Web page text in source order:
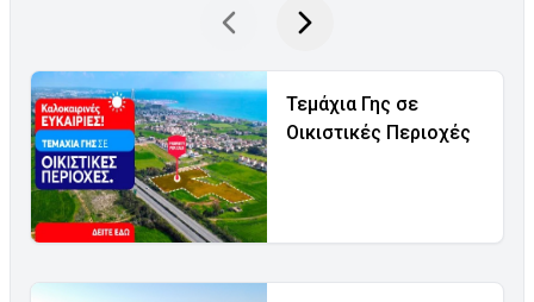
Τεμάχια Γης σε
Οικιστικές Περιοχές